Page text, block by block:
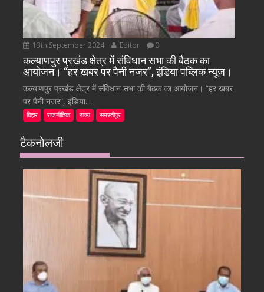
13th September 2024 Editor 0
कल्याणपुर प्रखंड क्षेत्र में संविधान सभा की बैठक का
आयोजन। “हर खबर पर पैनी नजर”, इंडिया पब्लिक न्यूज।
कल्याणपुर प्रखंड क्षेत्र में संविधान सभा की बैठक का आयोजन। “हर खबर
पर पैनी नजर”, इंडिया...
बिहार राजनीतिक राज्य समस्तीपुर
टैकनोलजी